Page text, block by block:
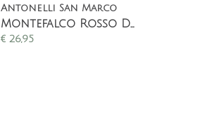
Antonelli San Marco
Montefalco Rosso DOC Riserva
€26,95